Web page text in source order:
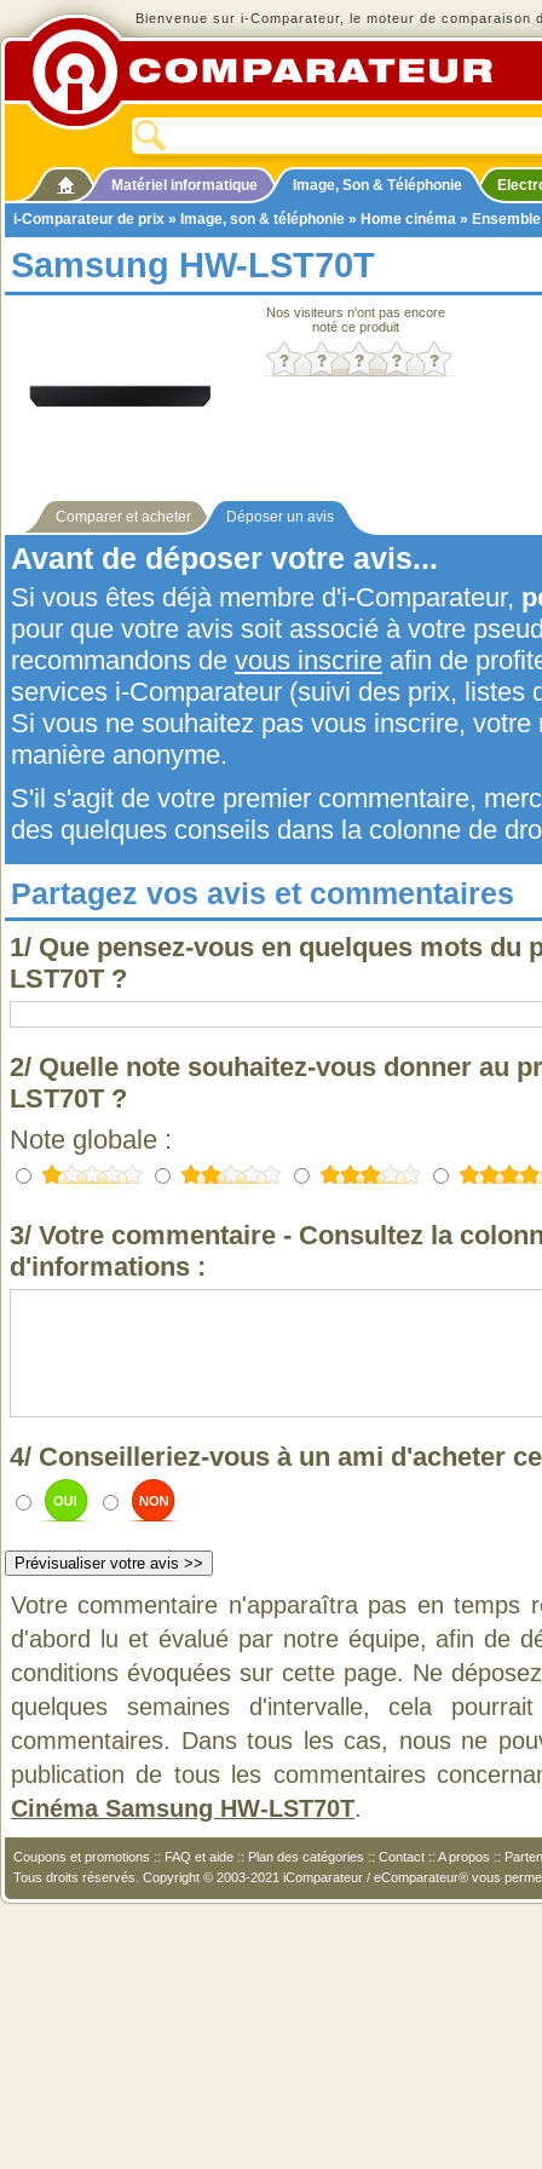
Bienvenue sur i-Comparateur, le moteur de comparaison
Matériel informatique Image, Son & Téléphonie
i-Comparateur de prix » Image, son & téléphonie » Home cinéma »
Samsung HW-LST70T
Nos visiteurs n'ont pas encore
noté ce produit
Comparer et acheter Déposer un avis
Avant de déposer votre avis...
Si vous êtes déjà membre d'i-Comparateur,
pour que votre avis soit associé à votre
recommandons de vous inscrire afin de
services i-Comparateur (suivi des prix, listes
Si vous ne souhaitez pas vous inscrire,
manière anonyme.
S'il s'agit de votre premier commentaire,
des quelques conseils dans la colonne de
Partagez vos avis et commentaires
1/ Que pensez-vous en quelques mots du
LST70T ?
2/ Quelle note souhaitez-vous donner au
LST70T ?
Note globale :
3/ Votre commentaire - Consultez la
d'informations :
4/ Conseilleriez-vous à un ami d'acheter
Votre commentaire n'apparaîtra pas en temps
d'abord lu et évalué par notre équipe, afin de
conditions évoquées sur cette page. Ne
quelques semaines d'intervalle, cela
commentaires. Dans tous les cas, nous ne
publication de tous les commentaires
Cinéma Samsung HW-LST70T.
Coupons et promotions :: FAQ et aide :: Plan des catégories :: Contact :: A propos ::
Tous droits réservés. Copyright © 2003-2021 iComparateur / eComparateur® vous